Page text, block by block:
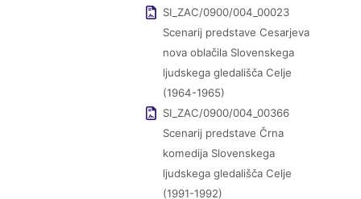
SI_ZAC/0900/004_00023
Scenarij predstave Cesarjeva
nova oblačila Slovenskega
ljudskega gledališča Celje
(1964-1965)
SI_ZAC/0900/004_00366
Scenarij predstave Črna
komedija Slovenskega
ljudskega gledališča Celje
(1991-1992)